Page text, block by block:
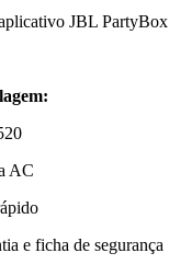
JBL PartyBox
AC
e ficha de segurança